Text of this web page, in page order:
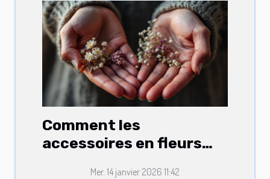
Comment les
accessoires en fleurs
Mer. 14 janvier 2026 11:42